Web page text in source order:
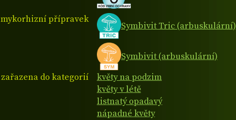
mykorhizní přípravek
Symbivit Tric (arbuskulární)
Symbivit (arbuskulární)
zařazena do kategorií
květy na podzim
květy v létě
listnatý opadavý
nápadné květy